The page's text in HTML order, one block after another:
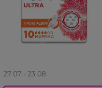
27 07 - 23 08